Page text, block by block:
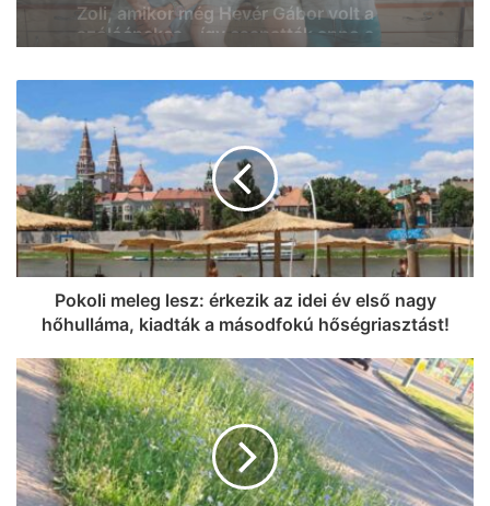
csapata Franciaországot is
meghódíthatja, Magyarországot és
Szegedet képviselhetik az európai
döntőben
felépülését Tabatabai Nejad Flóra
(videó)
Pokoli meleg lesz: érkezik az idei év első nagy
hőhulláma, kiadták a másodfokú hőségriasztást!